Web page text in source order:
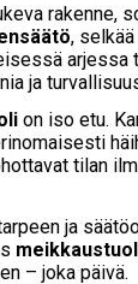
rakenne,
,
ja
on iso etu.
tilan
ja
– joka päivä.